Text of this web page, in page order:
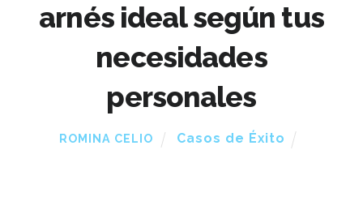
arnés ideal según tus
necesidades
personales
ROMINA CELIO Casos de Éxito